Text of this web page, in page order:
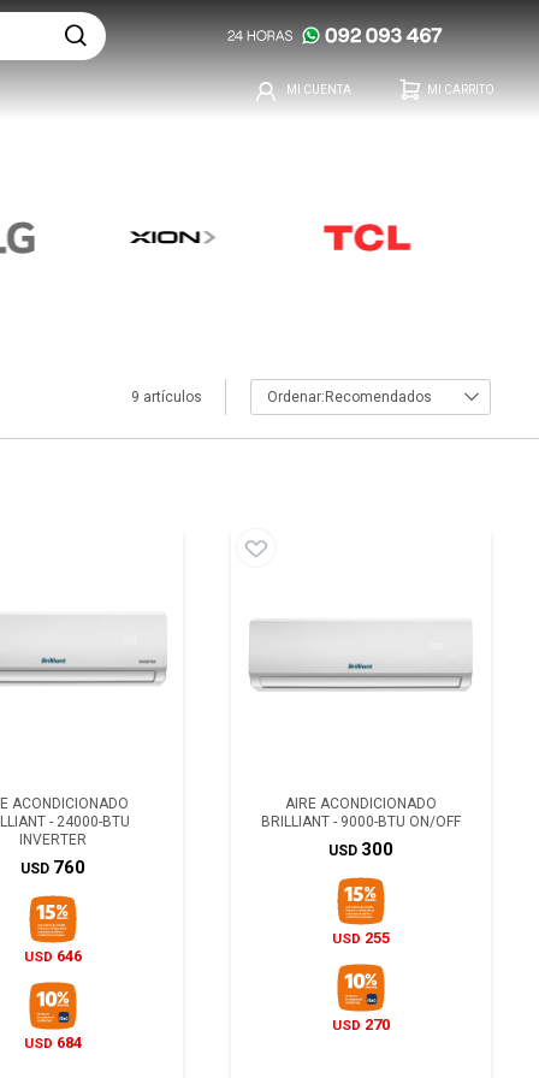
9 artículos Recomendados
ACONDICIONADO
- 24000-BTU
INVERTER
USD 760
USD 646
USD 684
AIRE ACONDICIONADO
BRILLIANT - 9000-BTU ON/OFF
USD 300
USD 255
USD 270